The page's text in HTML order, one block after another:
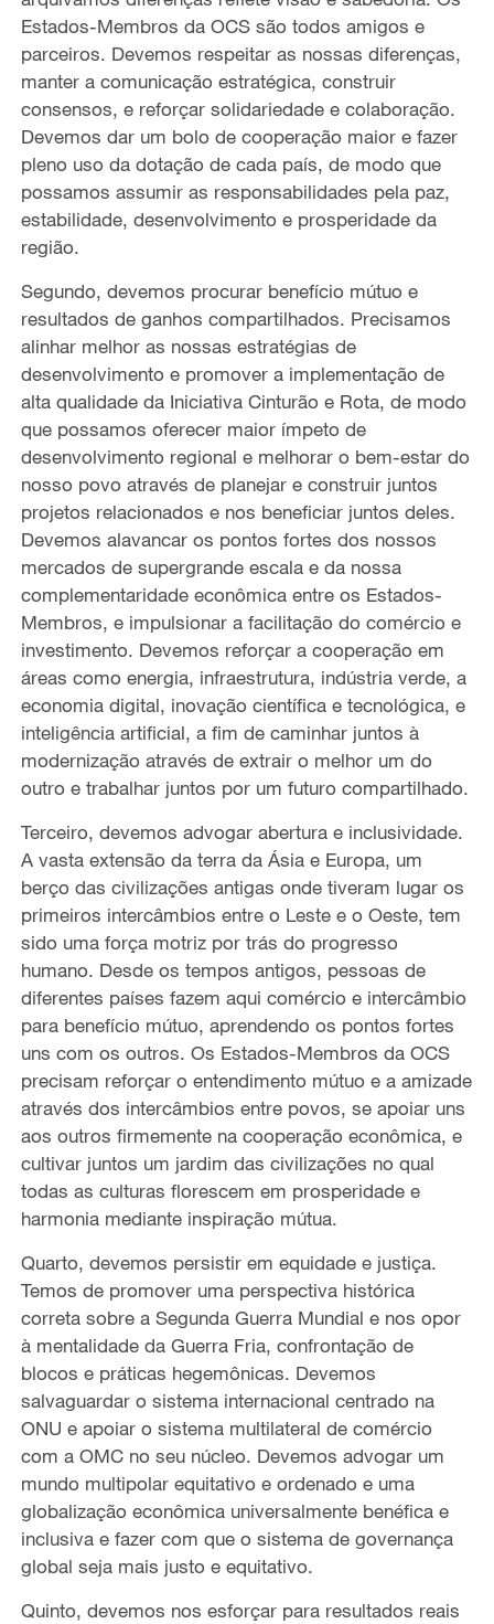
Estados-Membros da OCS são todos amigos e
parceiros. Devemos respeitar as nossas diferenças,
manter a comunicação estratégica, construir
consensos, e reforçar solidariedade e colaboração.
Devemos dar um bolo de cooperação maior e fazer
pleno uso da dotação de cada país, de modo que
possamos assumir as responsabilidades pela paz,
estabilidade, desenvolvimento e prosperidade da
região.
Segundo, devemos procurar benefício mútuo e
resultados de ganhos compartilhados. Precisamos
alinhar melhor as nossas estratégias de
desenvolvimento e promover a implementação de
alta qualidade da Iniciativa Cinturão e Rota, de modo
que possamos oferecer maior ímpeto de
desenvolvimento regional e melhorar o bem-estar do
nosso povo através de planejar e construir juntos
projetos relacionados e nos beneficiar juntos deles.
Devemos alavancar os pontos fortes dos nossos
mercados de supergrande escala e da nossa
complementaridade econômica entre os Estados-
Membros, e impulsionar a facilitação do comércio e
investimento. Devemos reforçar a cooperação em
áreas como energia, infraestrutura, indústria verde, a
economia digital, inovação científica e tecnológica, e
inteligência artificial, a fim de caminhar juntos à
modernização através de extrair o melhor um do
outro e trabalhar juntos por um futuro compartilhado.
Terceiro, devemos advogar abertura e inclusividade.
A vasta extensão da terra da Ásia e Europa, um
berço das civilizações antigas onde tiveram lugar os
primeiros intercâmbios entre o Leste e o Oeste, tem
sido uma força motriz por trás do progresso
humano. Desde os tempos antigos, pessoas de
diferentes países fazem aqui comércio e intercâmbio
para benefício mútuo, aprendendo os pontos fortes
uns com os outros. Os Estados-Membros da OCS
precisam reforçar o entendimento mútuo e a amizade
através dos intercâmbios entre povos, se apoiar uns
aos outros firmemente na cooperação econômica, e
cultivar juntos um jardim das civilizações no qual
todas as culturas florescem em prosperidade e
harmonia mediante inspiração mútua.
Quarto, devemos persistir em equidade e justiça.
Temos de promover uma perspectiva histórica
correta sobre a Segunda Guerra Mundial e nos opor
à mentalidade da Guerra Fria, confrontação de
blocos e práticas hegemônicas. Devemos
salvaguardar o sistema internacional centrado na
ONU e apoiar o sistema multilateral de comércio
com a OMC no seu núcleo. Devemos advogar um
mundo multipolar equitativo e ordenado e uma
globalização econômica universalmente benéfica e
inclusiva e fazer com que o sistema de governança
global seja mais justo e equitativo.
Quinto, devemos nos esforçar para resultados reais